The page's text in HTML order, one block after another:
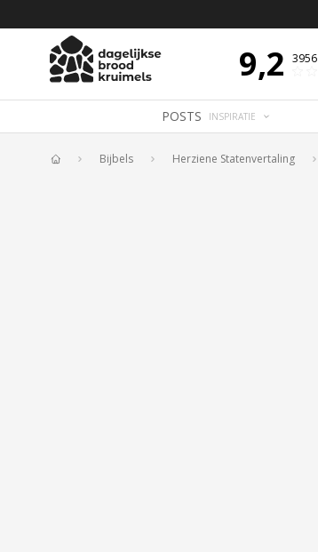
9,2 3956
POSTS INSPIRATIE
Bijbels Herziene Statenvertaling